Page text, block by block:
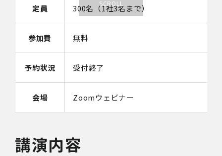
定員 300名（1社3名まで）
参加費 無料
予約状況 受付終了
会場 Zoomウェビナー
講演内容